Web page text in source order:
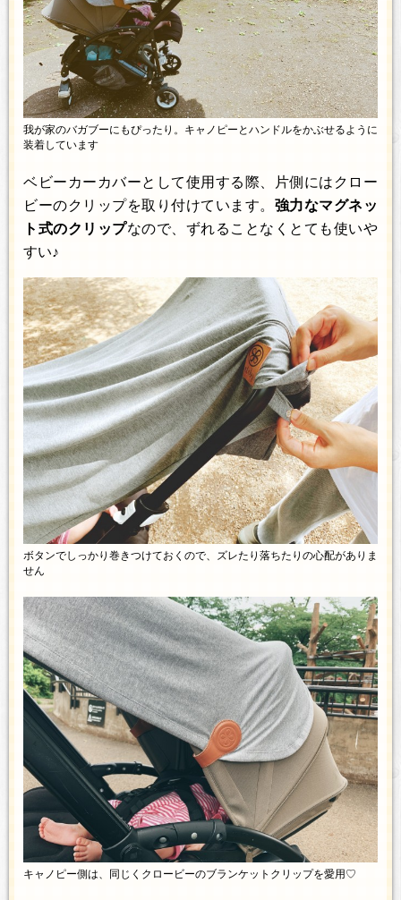
我が家のバガブーにもぴったり。キャノピーとハンドルをかぶせるように
装着しています
ベビーカーカバーとして使用する際、片側にはクロー
ビーのクリップを取り付けています。 強力なマグネッ
ト式のクリップなので、ずれることなくとても使いや
すい♪
ボタンでしっかり巻きつけておくので、ズレたり落ちたりの心配がありま
せん
キャノピー側は、同じくクロービーのブランケットクリップを愛用♡